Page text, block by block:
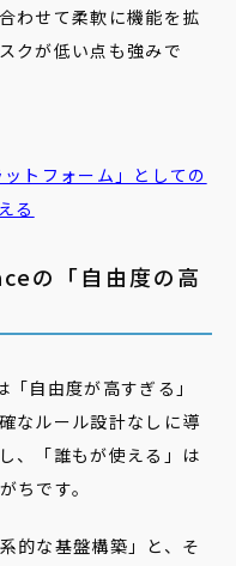
わせて柔軟に機能を拡
クが低い点も強みで
ットフォーム 」としての
る
の「自由度の高
自由度が高すぎる」
なルール設計なしに導
、「誰もが使える」は
ちです。
的な基盤構築」と、そ